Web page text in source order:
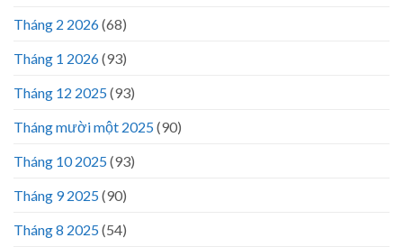
Tháng 2 2026(68)
Tháng 1 2026(93)
Tháng 12 2025(93)
Tháng mười một 2025(90)
Tháng 10 2025(93)
Tháng 9 2025(90)
Tháng 8 2025(54)